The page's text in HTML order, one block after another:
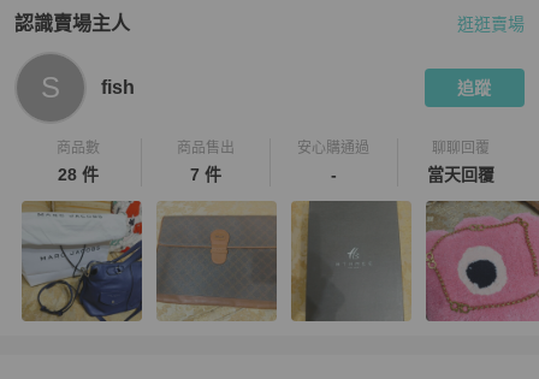
認識賣場主人
PopChill 拍拍圈嚴選賣家
逛逛賣場
S fish 追蹤
商品數
28 件
商品售出
7 件
安心購通過
-
聊聊回覆
當天回覆